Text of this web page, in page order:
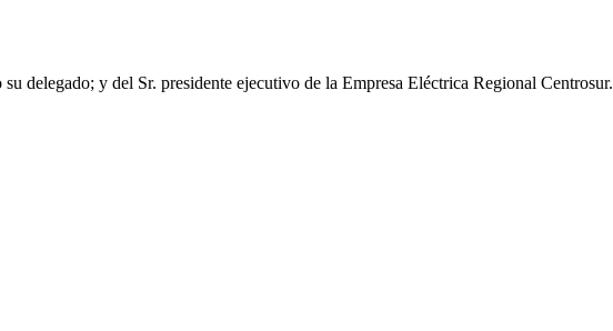
delegado; y del Sr. presidente ejecutivo de la Empresa Eléctrica Regional Centrosur.